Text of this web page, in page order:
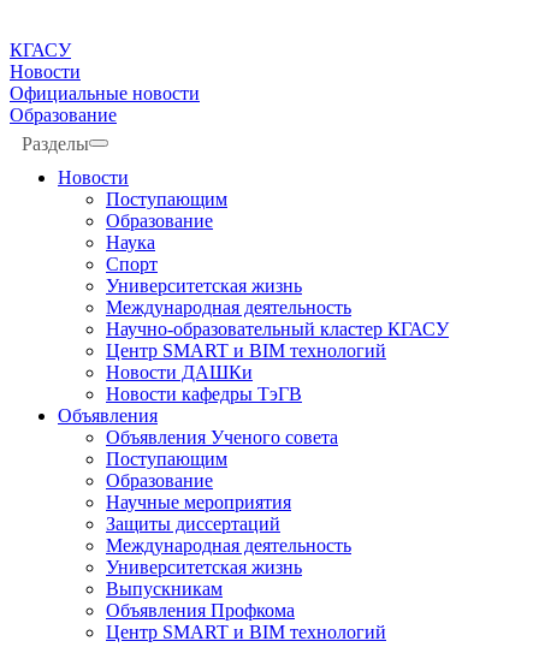
КГАСУ
Новости
Официальные новости
Образование
Разделы
Новости
Поступающим
Образование
Наука
Спорт
Университетская жизнь
Международная деятельность
Научно-образовательный кластер КГАСУ
Центр SMART и BIM технологий
Новости ДАШКи
Новости кафедры ТэГВ
Объявления
Объявления Ученого совета
Поступающим
Образование
Научные мероприятия
Защиты диссертаций
Международная деятельность
Университетская жизнь
Выпускникам
Объявления Профкома
Центр SMART и BIM технологий